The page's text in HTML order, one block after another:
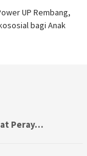
UP Rembang,
bagi Anak
Peray…